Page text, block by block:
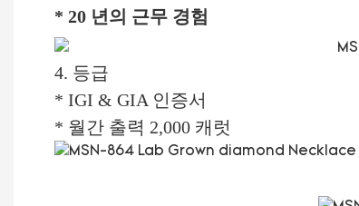
* 20 년의 근무 경험
4. 등급
* IGI & GIA 인증서
* 월간 출력 2,000 캐럿